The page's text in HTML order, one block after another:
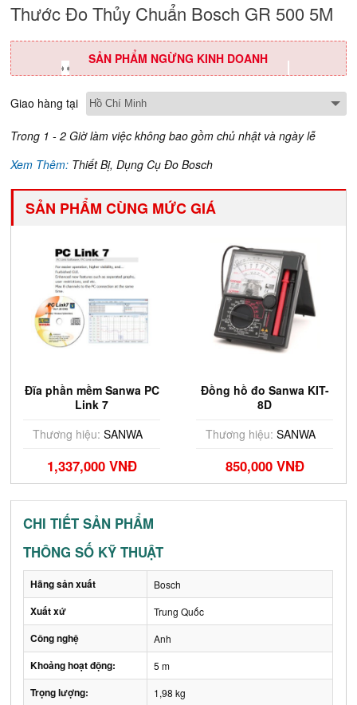
Thước Đo Thủy Chuẩn Bosch GR 500 5M
SẢN PHẨM NGỪNG KINH DOANH
Giao hàng tại
Trong 1 - 2 Giờ làm việc không bao gồm chủ nhật và ngày lễ
Xem Thêm: Thiết Bị, Dụng Cụ Đo Bosch
SẢN PHẨM CÙNG MỨC GIÁ
Đĩa phần mềm Sanwa PC
Link 7
Thương hiệu: SANWA
1,337,000 VNĐ
Đồng hồ đo Sanwa KIT-
8D
Thương hiệu: SANWA
850,000 VNĐ
CHI TIẾT SẢN PHẨM
THÔNG SỐ KỸ THUẬT
Hãng sản xuất Bosch
Xuất xứ Trung Quốc
Công nghệ Anh
Khoảng hoạt động: 5 m
Trọng lượng: 1,98 kg